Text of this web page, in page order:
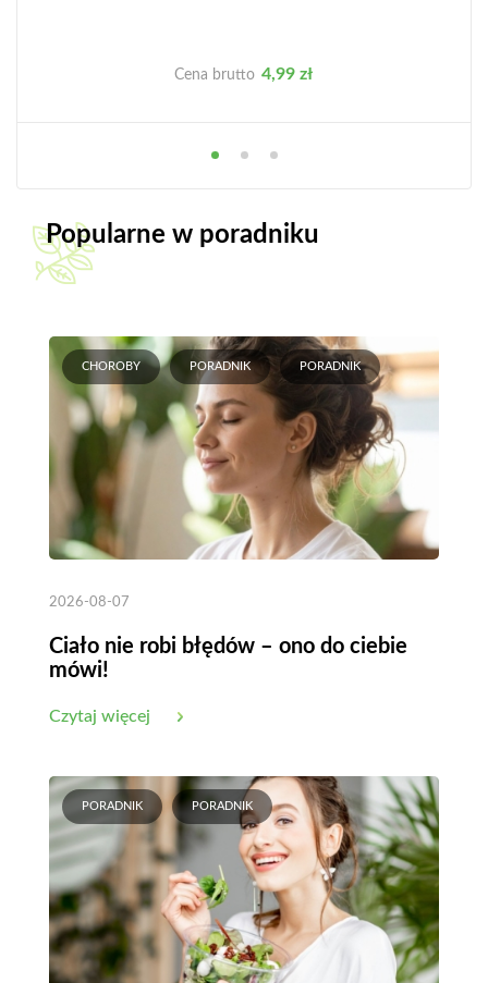
Cena brutto Cena
4,99 zł
Popularne w poradniku
CHOROBY PORADNIK PORADNIK
2026-08-07
Ciało nie robi błędów – ono do ciebie
mówi!
Czytaj więcej
PORADNIK PORADNIK